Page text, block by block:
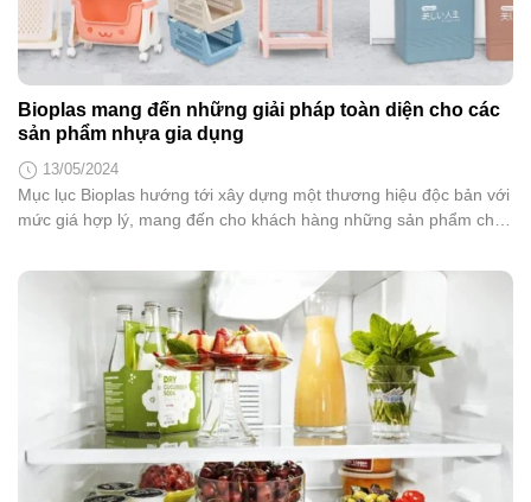
Bioplas mang đến những giải pháp toàn diện cho các
sản phẩm nhựa gia dụng
13/05/2024
Mục lục Bioplas hướng tới xây dựng một thương hiệu độc bản với
mức giá hợp lý, mang đến cho khách hàng những sản phẩm chất
triển và trong khu vực. Trong quý 1 và quý 2 năm 2022, Công ty